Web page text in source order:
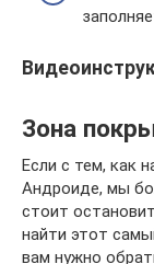
Зона
Если с тем, как
Андроиде, мы
стоит
найти этот
вам нужно